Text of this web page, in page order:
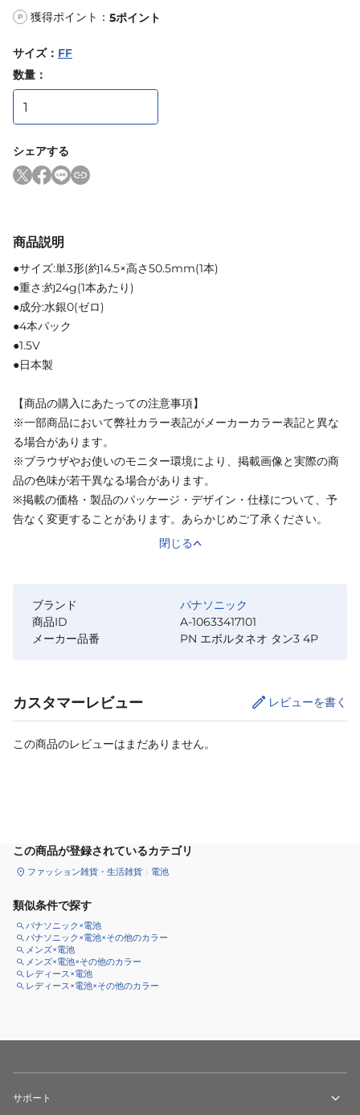
P 獲得ポイント： 5ポイント
サイズ： FF
数量：
シェアする
商品説明
●サイズ:単3形(約14.5×高さ50.5mm(1本)
●重さ:約24g(1本あたり)
●成分:水銀0(ゼロ)
●4本パック
●1.5V
●日本製
【商品の購入にあたっての注意事項】
※一部商品において弊社カラー表記がメーカーカラー表記と異な
る場合があります。
※ブラウザやお使いのモニター環境により、掲載画像と実際の商
品の色味が若干異なる場合があります。
※掲載の価格・製品のパッケージ・デザイン・仕様について、予
告なく変更することがあります。あらかじめご了承ください。
閉じる
ブランド
パナソニック
商品ID
A-10633417101
メーカー品番
PN エボルタネオ タン3 4P
カスタマーレビュー レビューを書く
この商品のレビューはまだありません。
この商品が登録されているカテゴリ
ファッション雑貨・生活雑貨 電池
類似条件で探す
パナソニック×電池
パナソニック×電池×その他のカラー
メンズ×電池
メンズ×電池×その他のカラー
レディース×電池
レディース×電池×その他のカラー
サポート